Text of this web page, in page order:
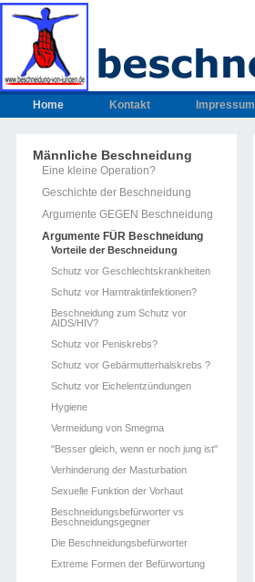
Home Kontakt Impressum
Männliche Beschneidung
Eine kleine Operation?
Geschichte der Beschneidung
Argumente GEGEN Beschneidung
Argumente FÜR Beschneidung
Vorteile der Beschneidung
Schutz vor Geschlechtskrankheiten
Schutz vor Harntraktinfektionen?
Beschneidung zum Schutz vor
AIDS/HIV?
Schutz vor Peniskrebs?
Schutz vor Gebärmutterhalskrebs ?
Schutz vor Eichelentzündungen
Hygiene
Vermeidung von Smegma
"Besser gleich, wenn er noch jung ist"
Verhinderung der Masturbation
Sexuelle Funktion der Vorhaut
Beschneidungsbefürworter vs
Beschneidungsgegner
Die Beschneidungsbefürworter
Extreme Formen der Befürwortung